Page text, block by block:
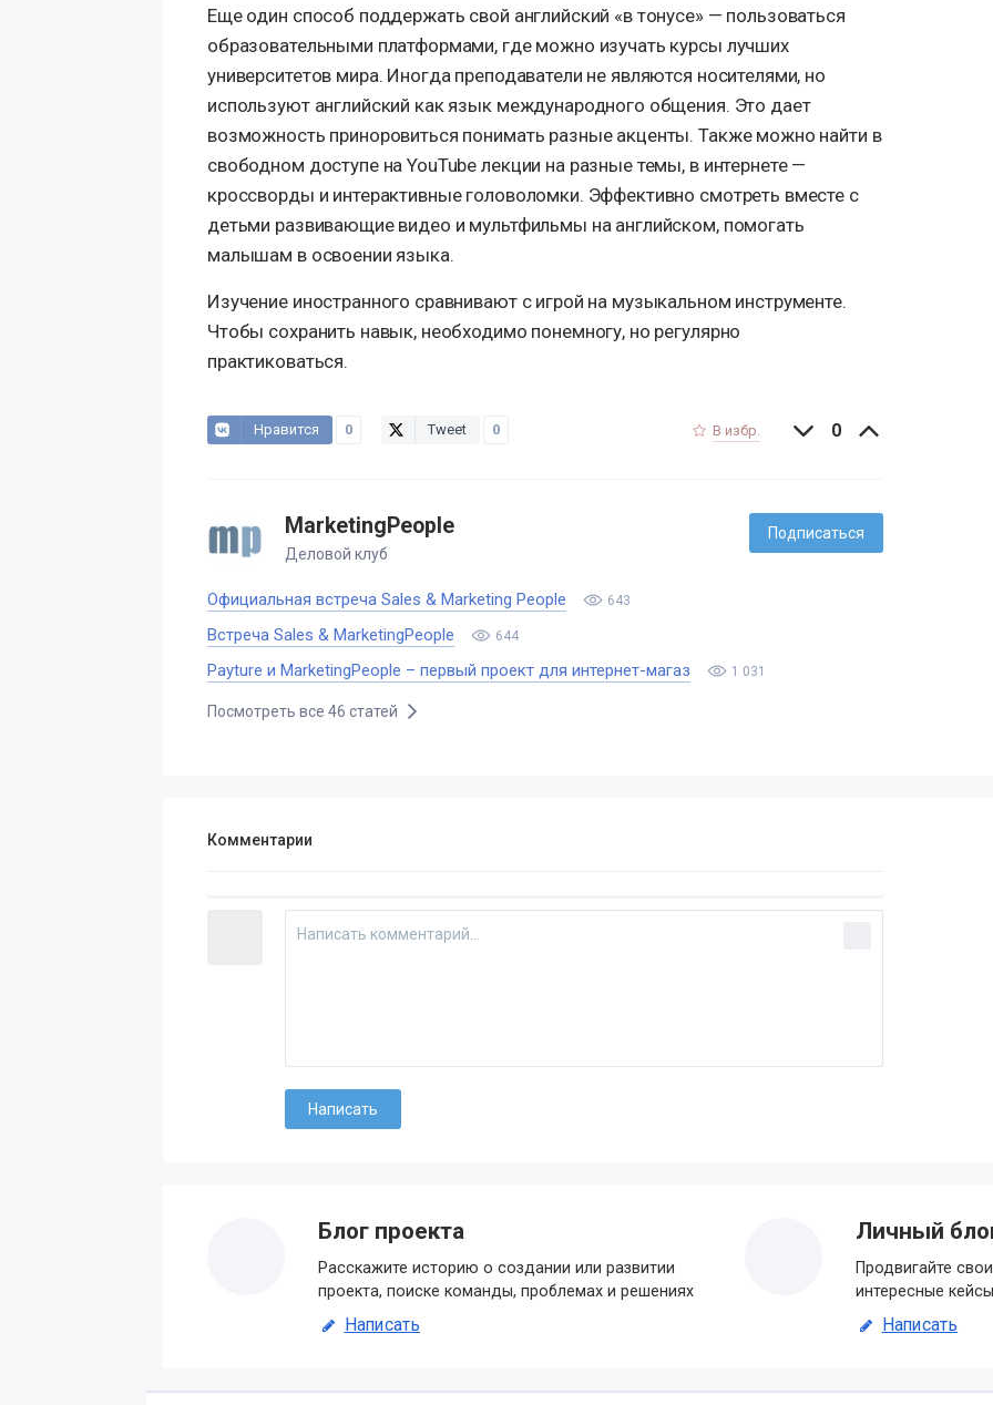
Еще один способ поддержать свой английский «в тонусе» — пользоваться
образовательными платформами, где можно изучать курсы лучших
университетов мира. Иногда преподаватели не являются носителями, но
используют английский как язык международного общения. Это дает
возможность приноровиться понимать разные акценты. Также можно найти в
свободном доступе на YouTube лекции на разные темы, в интернете —
кроссворды и интерактивные головоломки. Эффективно смотреть вместе с
детьми развивающие видео и мультфильмы на английском, помогать
малышам в освоении языка.
Изучение иностранного сравнивают с игрой на музыкальном инструменте.
Чтобы сохранить навык, необходимо понемногу, но регулярно
практиковаться.
0
В избр.
Нравится 0 Tweet 0
Подписаться
MarketingPeople
Деловой клуб
Официальная встреча Sales & Marketing People 643
Встреча Sales & MarketingPeople 644
Payture и MarketingPeople – первый проект для интернет-магаз 1 031
Посмотреть все 46 статей
Комментарии
Блог проекта
Расскажите историю о создании или развитии
проекта, поиске команды, проблемах и решениях
Написать
Личный
Продвигайте
интересные
Написать